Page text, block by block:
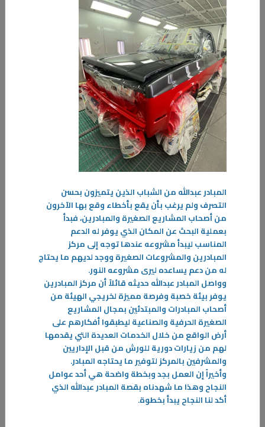
أفاد رئيس قسم الأعمال الميكانيكية في معهد التدريب الإنشائي م.سالم
العجمي بأن الهدف الأساسي من إنشاء هذا القسم هو تلبية احتياجات سوق
د.الأستاد : تكريم خريجي المعاهد هو تتويج لثمرة التعاون بين التطبيقي
وأكاديمية باريس
احتفلت الهيئة العامة للتعليم التطبيقي والتدريب مؤخراً بنخبة من متدربيها
المتميزين الذين حصلوا على شهادة اليورو باس من أكاديمية باريس
المبادر عبدالله من الشباب الذين يتميزون بحسن
التصرف ولم يرغب بأن يقع بأخطاء وقع بها الآخرون
من أصحاب المشاريع الصغيرة والمبادرين، فبدأ
بعملية البحث عن المكان الذي يوفر له الدعم
المناسب ليبدأ مشروعه عندها توجه إلى مركز
المبادرين والمشروعات الصغيرة ووجد لديهم ما يحتاج
له من دعم يساعده ليرى مشروعه النور.
وواصل المبادر عبدالله حديثه قائلاً أن مركز المبادرين
يوفر بيئة خصبة وفرصة مميزة لخريجي الهيئة من
أصحاب المبادرات والمبتدئين بمجال المشاريع
الصغيرة الحرفية والصناعية ليطبقوا أفكارهم على
أرض الواقع من خلال الخدمات العديدة التي يقدمها
لهم من زيارات دورية للورش من قبل الإداريين
والمشرفين بالمركز لتوفير ما يحتاجه المبادر.
وأخيراً إن العمل بجد وبخطة واضحة هي أحد عوامل
النجاح وهذا ما شهدناه بقصة المبادر عبدالله الذي
أكد لنا النجاح يبدأ بخطوة.